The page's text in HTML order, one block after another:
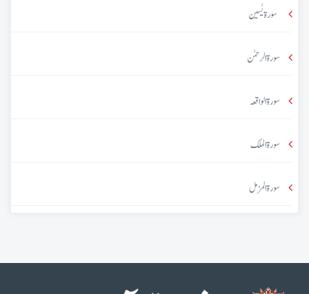
سورۃ یٰسین
سورۃ الرحمٰن
سورۃ الواقعہ
سورۃ الملک
سورۃ المزمل